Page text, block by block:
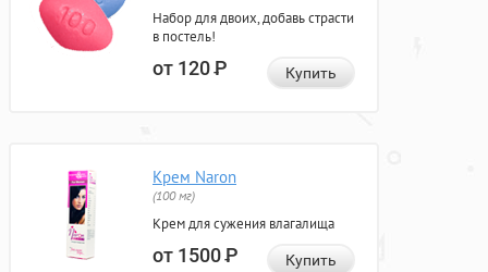
Набор для двоих, добавь страсти
в постель!
от 120Р Купить
Крем Naron
(100 мг)
Крем для сужения влагалища
от 1500Р Купить